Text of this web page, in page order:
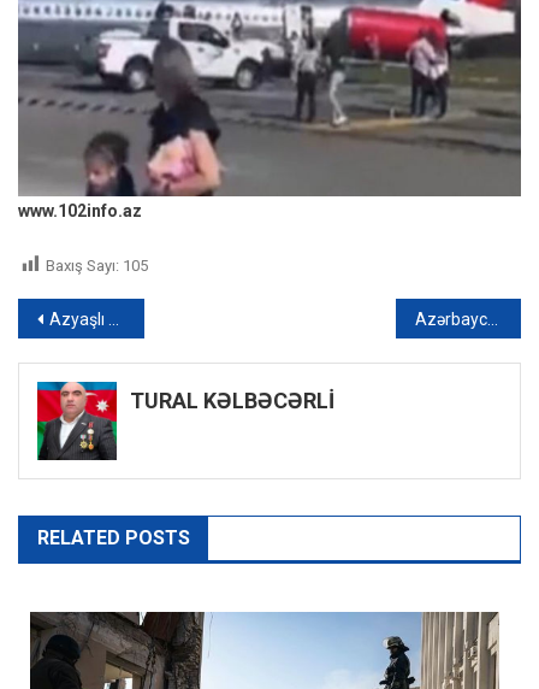
www.102info.az
Baxış Sayı: 105
Yazı
naviqasiyası
Azyaşlı evdə köməksiz vəziyyətdə qaldı: Nazirlikdən əməliyyat görüntüləri – VİDEO Azərbaycan və Özbəkistan prezidentləri “Nurullaboy” saray kompleksi ilə tanış olublar
TURAL KƏLBƏCƏRLİ
RELATED POSTS